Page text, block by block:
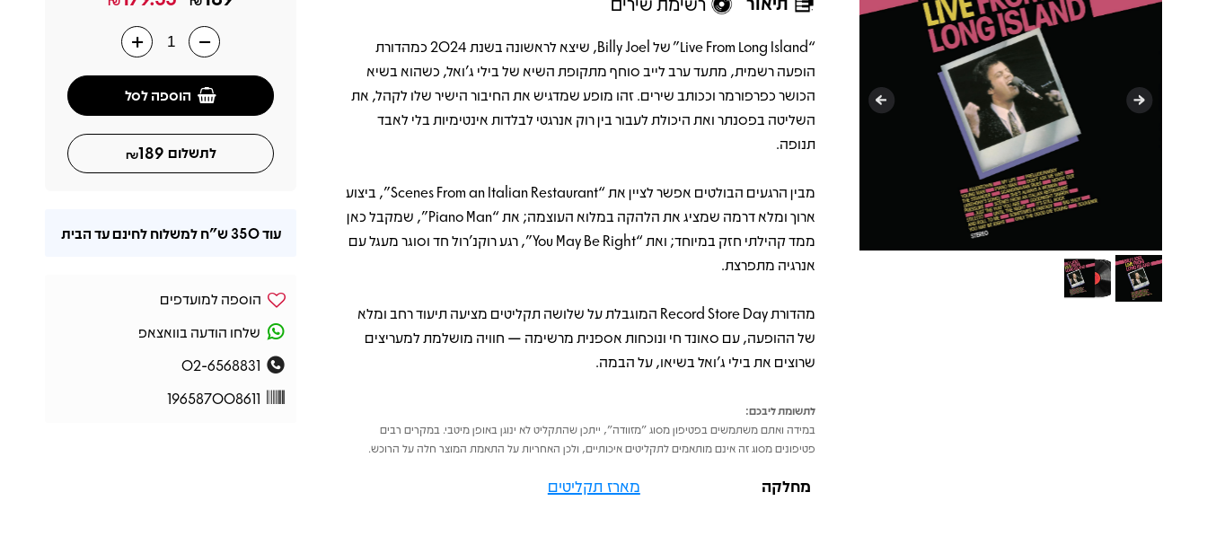
תיאור“Live From Long Island” של Billy Joel, שיצא לראשונה בשנת 2024 כמהדורת
הופעה רשמית, מתעד ערב לייב סוחף מתקופת השיא של בילי ג’ואל, כשהוא בשיא
הכושר כפרפורמר וככותב שירים. זהו מופע שמדגיש את החיבור הישיר שלו לקהל, את
השליטה בפסנתר ואת היכולת לעבור בין רוק אנרגטי לבלדות אינטימיות בלי לאבד
תנופה.
מבין הרגעים הבולטים אפשר לציין את “Scenes From an Italian Restaurant”, ביצוע
ארוך ומלא דרמה שמציג את הלהקה במלוא העוצמה; את “Piano Man”, שמקבל כאן
ממד קהילתי חזק במיוחד; ואת “You May Be Right”, רגע רוקנ’רול חד וסוגר מעגל עם
אנרגיה מתפרצת.
מהדורת Record Store Day המוגבלת על שלושה תקליטים מציעה תיעוד רחב ומלא
של ההופעה, עם סאונד חי ונוכחות אספנית מרשימה — חוויה מושלמת למעריצים
שרוצים את בילי ג’ואל בשיאו, על הבמה.
לתשומת ליבכם:
במידה ואתם משתמשים בפטיפון מסוג "מזוודה", ייתכן שהתקליט לא ינוגן באופן מיטבי. במקרים רבים
פטיפונים מסוג זה אינם מותאמים לתקליטים איכותיים, ולכן האחריות על התאמת המוצר חלה על הרוכש.
מחלקה מארז תקליטים
הוספה לסל
לתשלום 189
₪
עוד350 ש"ח למשלוח לחינם עד הבית
הוספה למועדפים
שלחו הודעה בוואצאפ
02-6568831
196587008611